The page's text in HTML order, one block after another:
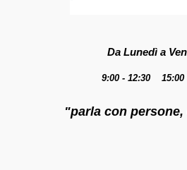
Da Lunedì a
9:00 - 12:30 15:00
"parla con